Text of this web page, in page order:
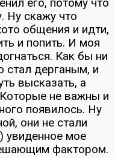
Ну скажу что
общения и идти,
и попить. И моя
Как бы ни
стал дерганым, и
высказать, а
не важны и
появилось. Ну
они не стали
увиденное мое
фактором.